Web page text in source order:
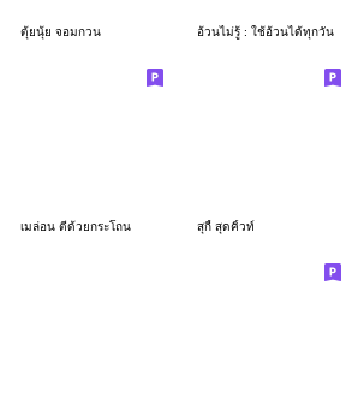
ตุ้ยนุ้ย จอมกวน อ้วนไม่รู้ : ใช้อ้วนได้ทุกวัน
เมล่อน ตีด้วยกระโถน สุกี้ สุดคิ้วท์